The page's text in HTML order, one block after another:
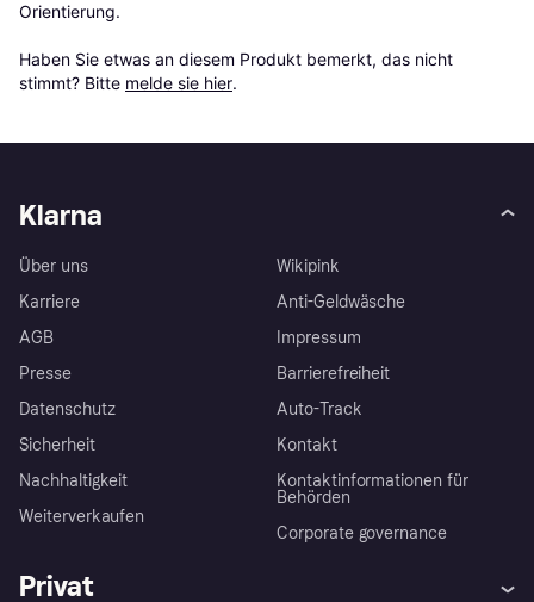
Orientierung.
Haben Sie etwas an diesem Produkt bemerkt, das nicht
stimmt? Bitte melde sie hier.
Klarna
Über uns
Karriere
AGB
Presse
Datenschutz
Sicherheit
Nachhaltigkeit
Weiterverkaufen
Wikipink
Anti-Geldwäsche
Impressum
Barrierefreiheit
Auto-Track
Kontakt
Kontaktinformationen für
Behörden
Corporate governance
Privat